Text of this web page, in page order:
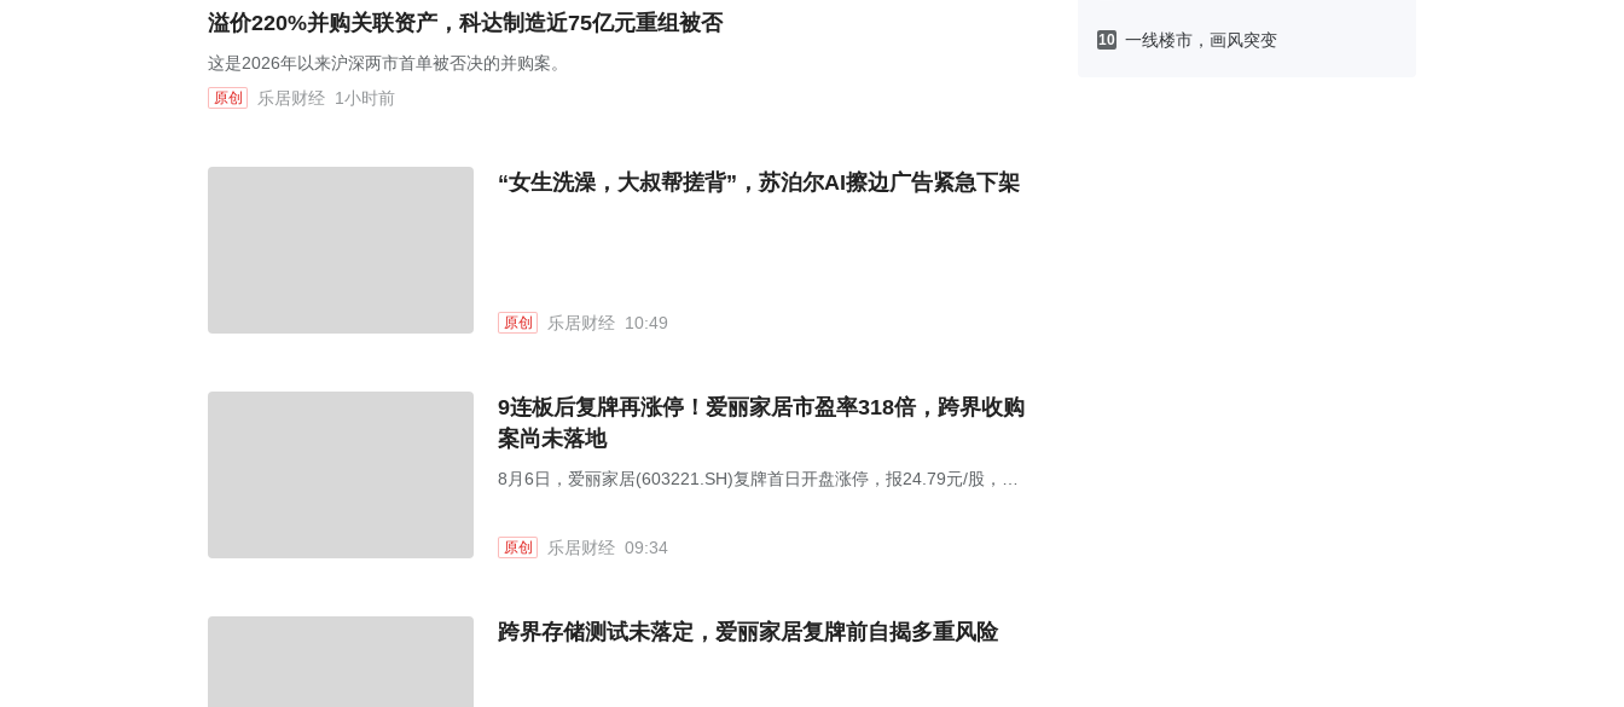
10 一线楼市，画风突变
溢价220%并购关联资产，科达制造近75亿元重组被否
这是2026年以来沪深两市首单被否决的并购案。
原创 乐居财经 1小时前
“女生洗澡，大叔帮搓背”，苏泊尔AI擦边广告紧急下架
原创 乐居财经 10:49
9连板后复牌再涨停！爱丽家居市盈率318倍，跨界收购
案尚未落地
8月6日，爱丽家居(603221.SH)复牌首日开盘涨停，报24.79元/股，总
原创 乐居财经 09:34
跨界存储测试未落定，爱丽家居复牌前自揭多重风险